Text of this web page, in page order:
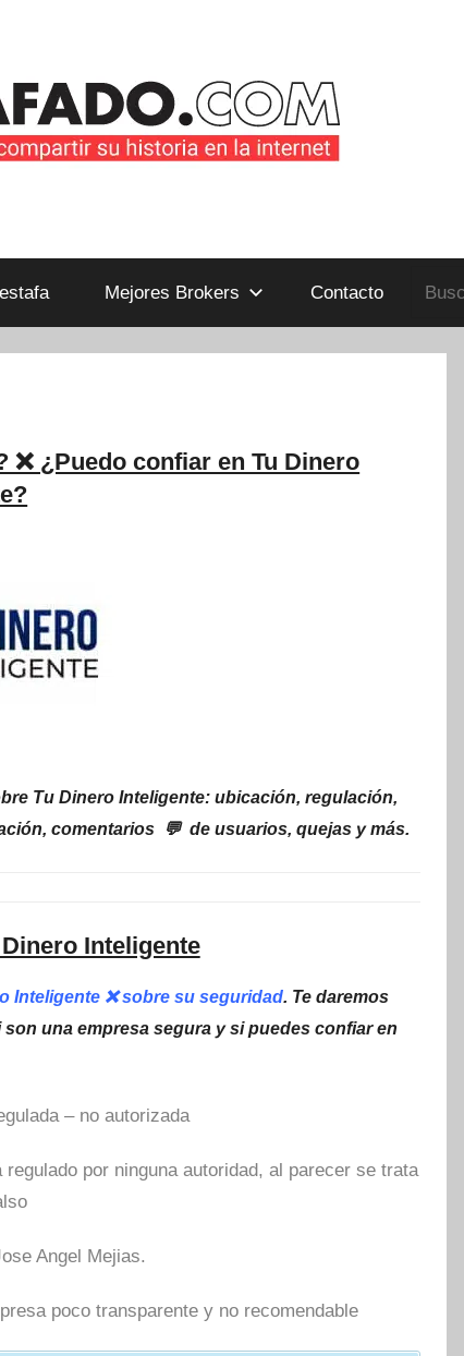
Mejores Brokers Contacto
Buscar:
¿Puedo confiar en Tu Dinero
Tu Dinero Inteligente: ubicación, regulación,
comentarios 💬 de usuarios, quejas y más.
Inteligente
Inteligente ❌ sobre su seguridad. Te daremos
una empresa segura y si puedes confiar en
– no autorizada
por ninguna autoridad, al parecer se trata
Angel Mejias.
poco transparente y no recomendable